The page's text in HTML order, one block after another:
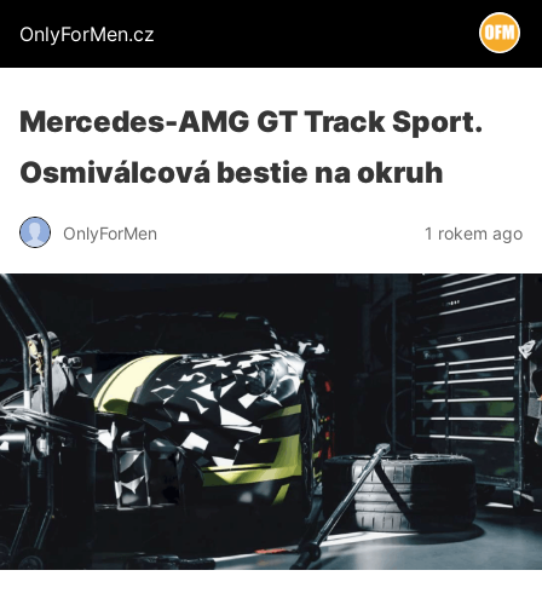
OnlyForMen.cz
Mercedes-AMG GT Track Sport.
Osmiválcová bestie na okruh
OnlyForMen 1 rokem ago